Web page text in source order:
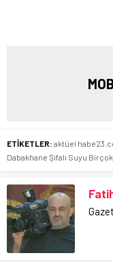
ETİKETLER: aktüel
Dabakhane Şifalı Suyu